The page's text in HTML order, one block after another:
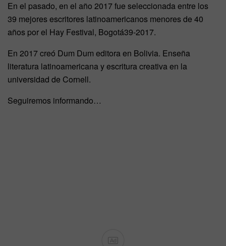
En el pasado, en el año 2017 fue seleccionada entre los
39 mejores escritores latinoamericanos menores de 40
años por el Hay Festival, Bogotá39-2017.
En 2017 creó Dum Dum editora en Bolivia. Enseña
literatura latinoamericana y escritura creativa en la
universidad de Cornell.
Seguiremos informando…
Ad